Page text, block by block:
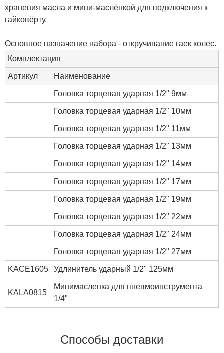
хранения масла и мини-маслёнкой для подключения к
гайковёрту.
Основное назначение набора - откручивание гаек колес.
Комплектация
Артикул Наименование
Головка торцевая ударная 1/2" 9мм
Головка торцевая ударная 1/2" 10мм
Головка торцевая ударная 1/2" 11мм
Головка торцевая ударная 1/2" 13мм
Головка торцевая ударная 1/2" 14мм
Головка торцевая ударная 1/2" 17мм
Головка торцевая ударная 1/2" 19мм
Головка торцевая ударная 1/2" 22мм
Головка торцевая ударная 1/2" 24мм
Головка торцевая ударная 1/2" 27мм
KACE1605 Удлинитель ударный 1/2" 125мм
KALA0815
Минимасленка для пневмоинструмента
1/4"
Способы доставки